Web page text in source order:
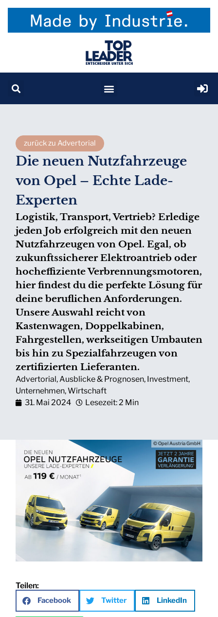
zurück zu Advertorial
Die neuen Nutzfahrzeuge
von Opel – Echte Lade-
Experten
Logistik, Transport, Vertrieb? Erledige
jeden Job erfolgreich mit den neuen
Nutzfahrzeugen von Opel. Egal, ob
zukunftssicherer Elektroantrieb oder
hocheffiziente Verbrennungsmotoren,
hier findest du die perfekte Lösung für
deine beruflichen Anforderungen.
Unsere Auswahl reicht von
Kastenwagen, Doppelkabinen,
Fahrgestellen, werkseitigen Umbauten
bis hin zu Spezialfahrzeugen von
zertifizierten Lieferanten.
Advertorial,Ausblicke & Prognosen, Investment,
Unternehmen,Wirtschaft
31. Mai 2024
Lesezeit: 2 Min
© Opel Austria GmbH
Teilen:
Facebook Twitter LinkedIn